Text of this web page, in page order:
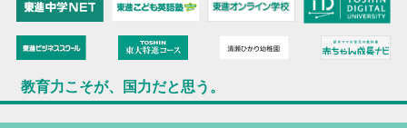
教育力こそが、国力だと思う。